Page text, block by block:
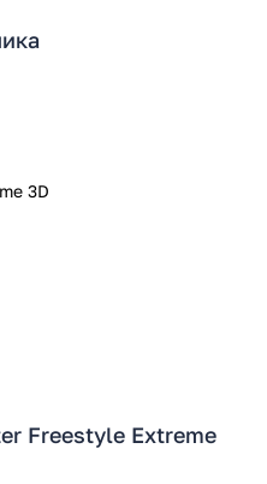
3D
Freestyle Extreme